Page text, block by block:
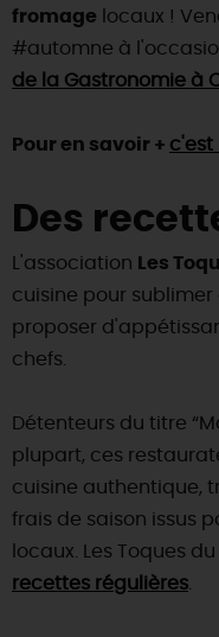
fromage locaux !
#automne à
de la Gastronomie à
Pour en savoir + c'est
Des
L'association Les
cuisine pour
proposer
chefs.
Détenteurs du titre
plupart, ces
cuisine authentique,
frais de saison issus
locaux. Les Toques
recettes régulières